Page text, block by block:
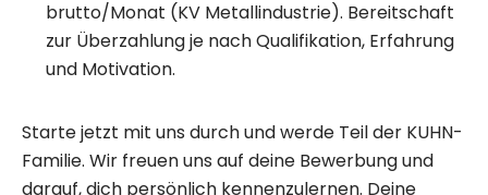
brutto/Monat (KV Metallindustrie). Bereitschaft
zur Überzahlung je nach Qualifikation, Erfahrung
und Motivation.
Starte jetzt mit uns durch und werde Teil der KUHN-
Familie. Wir freuen uns auf deine Bewerbung und
darauf, dich persönlich kennenzulernen. Deine